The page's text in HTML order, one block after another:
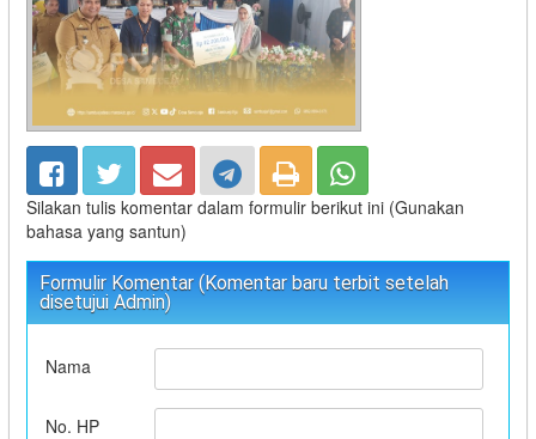
Silakan tulis komentar dalam formulir berikut ini (Gunakan
bahasa yang santun)
Formulir Komentar (Komentar baru terbit setelah
disetujui Admin)
Nama
No. HP